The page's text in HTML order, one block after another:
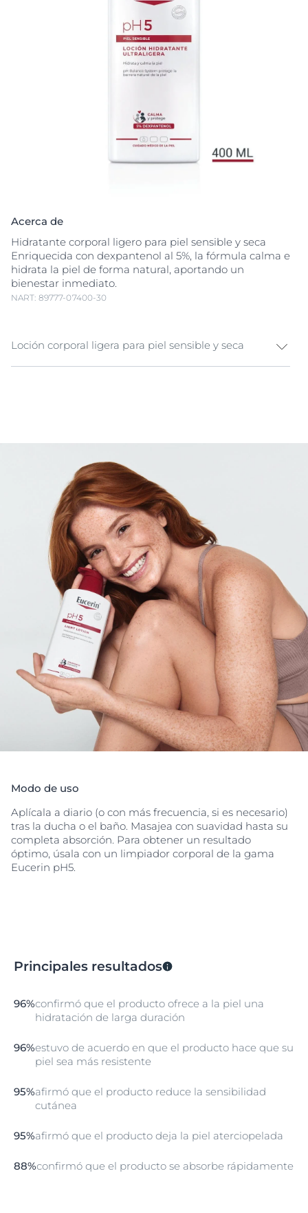
Acerca de
Hidratante corporal ligero para piel sensible y seca
Enriquecida con dexpantenol al 5%, la fórmula calma e
hidrata la piel de forma natural, aportando un
bienestar inmediato.
NART: 89777-07400-30
Loción corporal ligera para piel sensible y seca
Enriquecida con dexpantenol al 5%, calma e hidrata la
piel de forma natural, aportando un bienestar
La piel está hidratada y su nivel de pH se estabiliza.
Incluso la piel más sensible recupera su bienestar,
fuerza y protección.
Modo de uso
Aplícala a diario (o con más frecuencia, si es necesario)
tras la ducha o el baño. Masajea con suavidad hasta su
completa absorción. Para obtener un resultado
óptimo, úsala con un limpiador corporal de la gama
Eucerin pH5.
Principales resultados
96%confirmó que el producto ofrece a la piel una
hidratación de larga duración
96%estuvo de acuerdo en que el producto hace que su
piel sea más resistente
95%afirmó que el producto reduce la sensibilidad
cutánea
95%afirmó que el producto deja la piel aterciopelada
88%confirmó que el producto se absorbe rápidamente